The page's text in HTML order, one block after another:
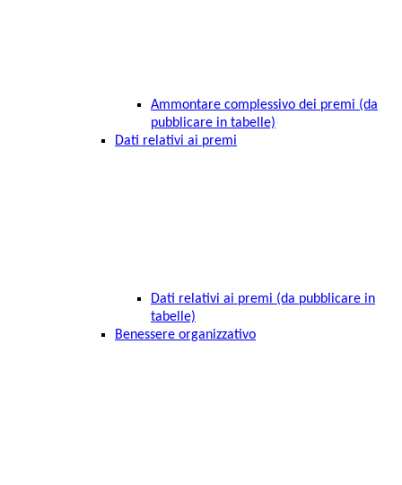
Ammontare complessivo dei premi (da
pubblicare in tabelle)
Dati relativi ai premi
Dati relativi ai premi (da pubblicare in
tabelle)
Benessere organizzativo